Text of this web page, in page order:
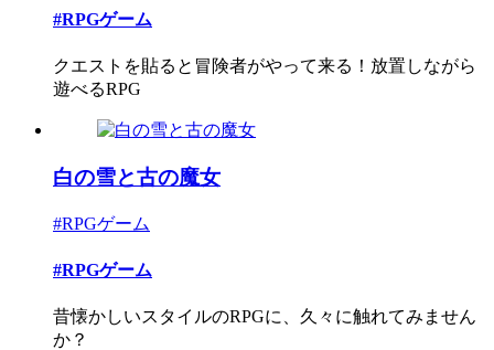
#RPGゲーム
クエストを貼ると冒険者がやって来る！放置しながら
遊べるRPG
白の雪と古の魔女
#RPGゲーム
#RPGゲーム
昔懐かしいスタイルのRPGに、久々に触れてみません
か？